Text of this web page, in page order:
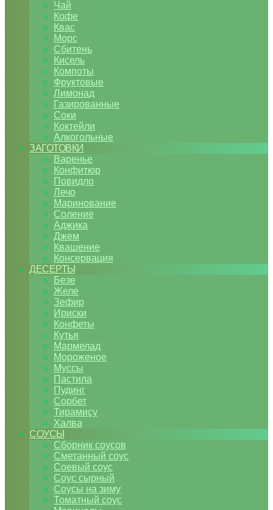
Чай
Кофе
Квас
Морс
Сбитень
Кисель
Компоты
Фруктовые
Лимонад
Газированные
Соки
Коктейли
Алкогольные
ЗАГОТОВКИ
Варенье
Конфитюр
Повидло
Лечо
Маринование
Соление
Аджика
Джем
Квашение
Консервация
ДЕСЕРТЫ
Безе
Желе
Зефир
Ириски
Конфеты
Кутья
Мармелад
Мороженое
Муссы
Пастила
Пудинг
Сорбет
Тирамису
Халва
СОУСЫ
Сборник соусов
Сметанный соус
Соевый соус
Соус сырный
Соусы на зиму
Томатный соус